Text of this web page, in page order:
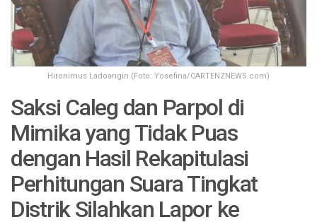
Hironimus Ladoangin (Foto: Yosefina/CARTENZNEWS.com)
Saksi Caleg dan Parpol di
Mimika yang Tidak Puas
dengan Hasil Rekapitulasi
Perhitungan Suara Tingkat
Distrik Silahkan Lapor ke